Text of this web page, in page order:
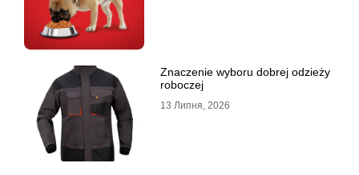
Znaczenie wyboru dobrej odzieży
roboczej
13 Липня, 2026